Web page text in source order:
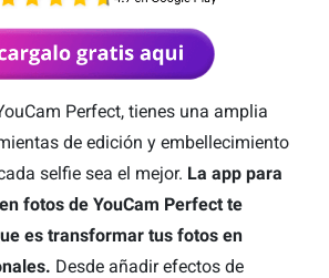
Perfect, tienes una amplia
de edición y embellecimiento
selfie sea el mejor. La app para
fotos de YouCam Perfect te
es transformar tus fotos en
Desde añadir efectos de